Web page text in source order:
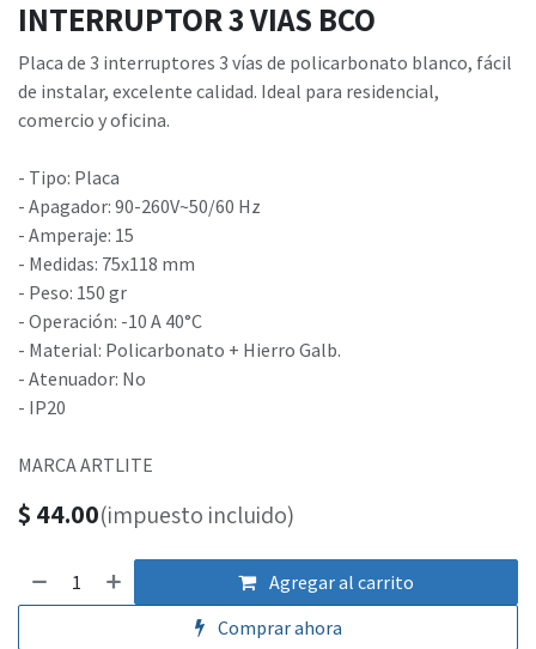
INTERRUPTOR 3 VIAS BCO
Placa de 3 interruptores 3 vías de policarbonato blanco, fácil
de instalar, excelente calidad. Ideal para residencial,
comercio y oficina.
- Tipo: Placa
- Apagador: 90-260V~50/60 Hz
- Amperaje: 15
- Medidas: 75x118 mm
- Peso: 150 gr
- Operación: -10 A 40°C
- Material: Policarbonato + Hierro Galb.
- Atenuador: No
- IP20
MARCA ARTLITE
$ 44.00(impuesto incluido)
Agregar al carrito
Comprar ahora